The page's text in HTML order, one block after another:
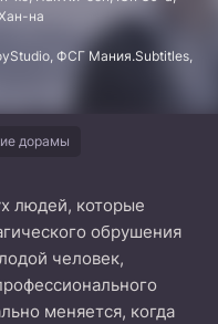
на
ФСГ Мания.Subtitles,
дорамы
людей, которые
обрушения
человек,
меняется, когда